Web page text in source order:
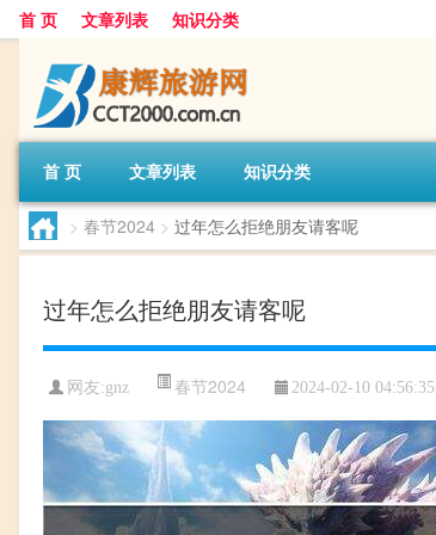
首 页 文章列表 知识分类
首 页 文章列表 知识分类
> 春节2024 > 过年怎么拒绝朋友请客呢
过年怎么拒绝朋友请客呢
网友:gnz 春节2024 2024-02-10 04:56:35